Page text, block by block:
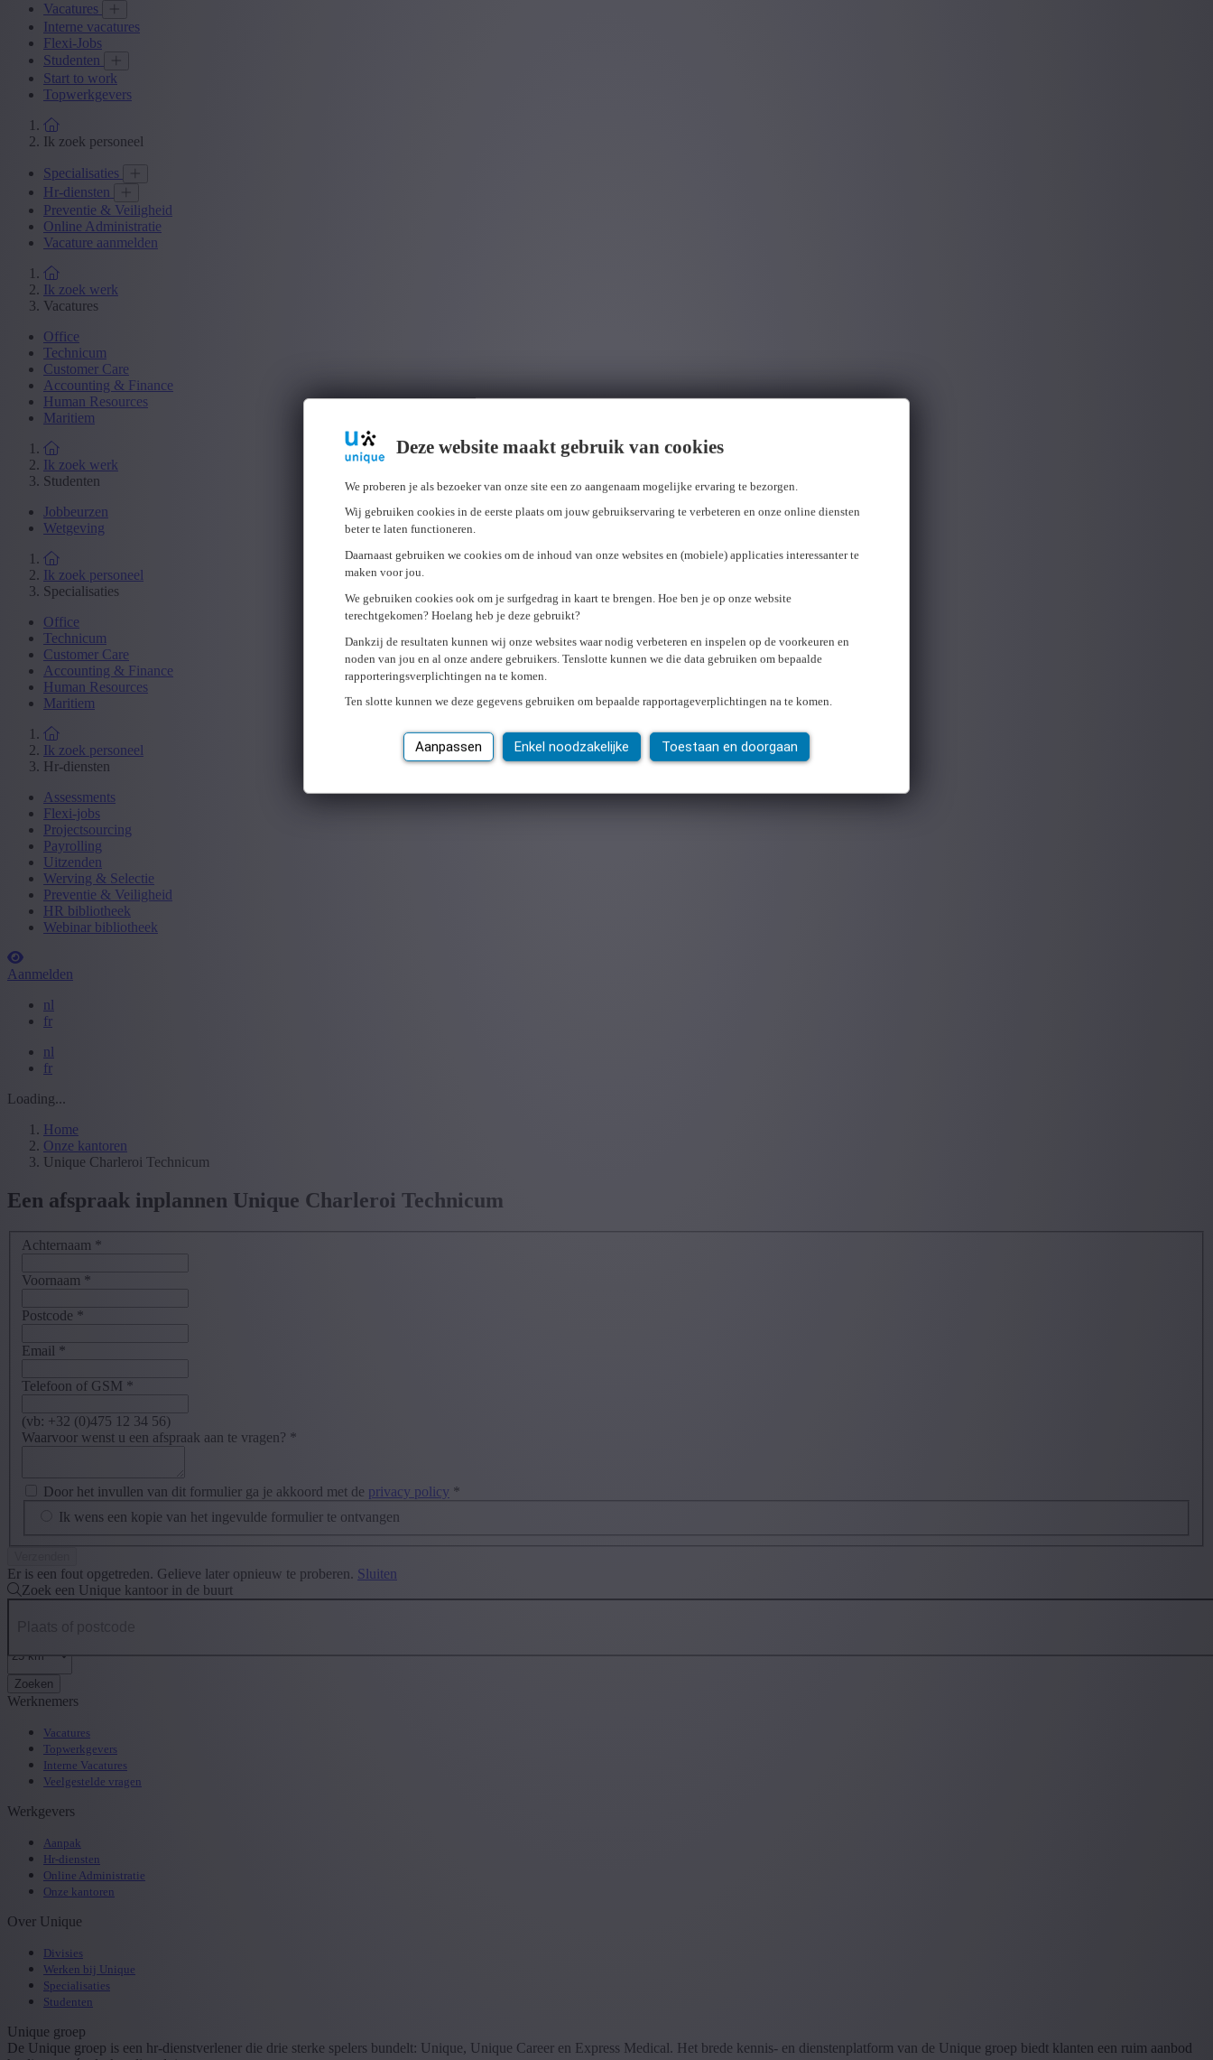
Deze website maakt gebruik van cookies
We proberen je als bezoeker van onze site een zo aangenaam mogelijke ervaring te bezorgen.
Wij gebruiken cookies in de eerste plaats om jouw gebruikservaring te verbeteren en onze online diensten
beter te laten functioneren.
Daarnaast gebruiken we cookies om de inhoud van onze websites en (mobiele) applicaties interessanter te
maken voor jou.
We gebruiken cookies ook om je surfgedrag in kaart te brengen. Hoe ben je op onze website
terechtgekomen? Hoelang heb je deze gebruikt?
Dankzij de resultaten kunnen wij onze websites waar nodig verbeteren en inspelen op de voorkeuren en
noden van jou en al onze andere gebruikers. Tenslotte kunnen we die data gebruiken om bepaalde
rapporteringsverplichtingen na te komen.
Ten slotte kunnen we deze gegevens gebruiken om bepaalde rapportageverplichtingen na te komen.
Aanpassen Enkel noodzakelijke Toestaan en doorgaan
Vacatures
Interne vacatures
Flexi-Jobs
Studenten
Start to work
Topwerkgevers
Ik zoek personeel
Specialisaties
Hr-diensten
Preventie & Veiligheid
Online Administratie
Vacature aanmelden
Ik zoek werk
Vacatures
Office
Technicum
Customer Care
Accounting & Finance
Human Resources
Maritiem
Ik zoek werk
Studenten
Jobbeurzen
Wetgeving
Ik zoek personeel
Specialisaties
Office
Technicum
Customer Care
Accounting & Finance
Human Resources
Maritiem
Ik zoek personeel
Hr-diensten
Assessments
Flexi-jobs
Projectsourcing
Payrolling
Uitzenden
Werving & Selectie
Preventie & Veiligheid
HR bibliotheek
Webinar bibliotheek
Aanmelden
nl
fr
nl
fr
Loading...
Home
Onze kantoren
Unique Charleroi Technicum
Een afspraak inplannen Unique Charleroi Technicum
Achternaam *
Voornaam *
Postcode *
Email *
Telefoon of GSM *
(vb: +32 (0)475 12 34 56)
Waarvoor wenst u een afspraak aan te vragen? *
Door het invullen van dit formulier ga je akkoord met de privacy policy *
Ik wens een kopie van het ingevulde formulier te ontvangen
Er is een fout opgetreden. Gelieve later opnieuw te proberen. Sluiten
Zoek een Unique kantoor in de buurt
Zoeken
Werknemers
Vacatures
Topwerkgevers
Interne Vacatures
Veelgestelde vragen
Werkgevers
Aanpak
Hr-diensten
Online Administratie
Onze kantoren
Over Unique
Divisies
Werken bij Unique
Specialisaties
Studenten
Unique groep
De Unique groep is een hr-dienstverlener die drie sterke spelers bundelt: Unique, Unique Career en Express Medical. Het brede kennis- en dienstenplatform van de Unique groep biedt klanten een ruim aanbod